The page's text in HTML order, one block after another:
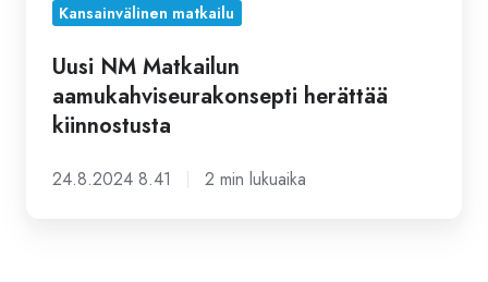
Kansainvälinen matkailu
Uusi NM Matkailun
aamukahviseurakonsepti herättää
kiinnostusta
24.8.2024 8.41 2 min lukuaika